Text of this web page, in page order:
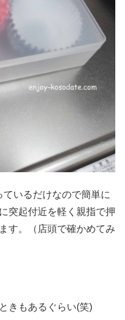
いるだけなので簡単に
突起付近を軽く親指で押
す。（店頭で確かめてみ
きもあるぐらい(笑)